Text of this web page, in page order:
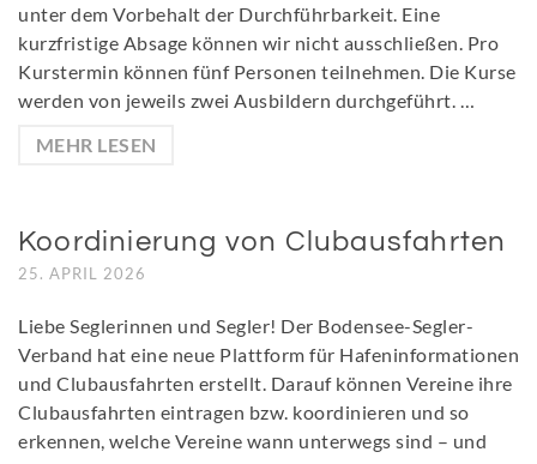
unter dem Vorbehalt der Durchführbarkeit. Eine
kurzfristige Absage können wir nicht ausschließen. Pro
Kurstermin können fünf Personen teilnehmen. Die Kurse
werden von jeweils zwei Ausbildern durchgeführt. …
MEHR LESEN
Koordinierung von Clubausfahrten
25. APRIL 2026
Liebe Seglerinnen und Segler! Der Bodensee-Segler-
Verband hat eine neue Plattform für Hafeninformationen
und Clubausfahrten erstellt. Darauf können Vereine ihre
Clubausfahrten eintragen bzw. koordinieren und so
erkennen, welche Vereine wann unterwegs sind – und